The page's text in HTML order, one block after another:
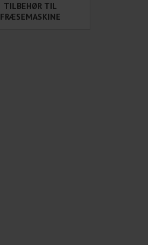
TILBEHØR TIL
FRÆSEMASKINE